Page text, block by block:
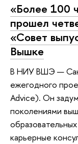
«Более 100
прошел
«Совет
Вышке
В НИУ ВШЭ —
ежегодного
Advice). Он
поколениями
карьерные